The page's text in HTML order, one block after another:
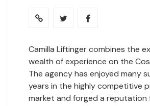
Camilla Liftinger combines the
wealth of experience on the
The agency has enjoyed many
years in the highly competitive
market and forged a reputation